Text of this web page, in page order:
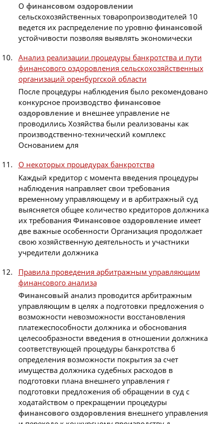
О финансовом оздоровлении
сельскохозяйственных товаропроизводителей 10
ведется их распределение по уровню финансовой
устойчивости позволяя выявлять экономически
Анализ реализации процедуры банкротства и пути
финансового оздоровления сельскохозяйственных
организаций оренбургской области
После процедуры наблюдения было рекомендовано
конкурсное производство финансовое
оздоровлениеи внешнее управление не
проводились Хозяйства были реализованы как
производственно-технический комплекс
Основанием для
О некоторых процедурах банкротства
Каждый кредитор с момента введения процедуры
наблюдения направляет свои требования
временному управляющему и в арбитражный суд
выясняется общее количество кредиторов должника
их требования Финансовое оздоровлениеимеет
две важные особенности Организация продолжает
свою хозяйственную деятельность и участники
учредители должника
Правила проведения арбитражным управляющим
финансового анализа
Финансовый анализ проводится арбитражным
управляющим в целях а подготовки предложения о
возможности невозможности восстановления
платежеспособности должника и обоснования
целесообразности введения в отношении должника
соответствующей процедуры банкротства б
определения возможности покрытия за счет
имущества должника судебных расходов в
подготовки плана внешнего управления г
подготовки предложения об обращении в суд с
ходатайством о прекращении процедуры
финансового оздоровления внешнего управления